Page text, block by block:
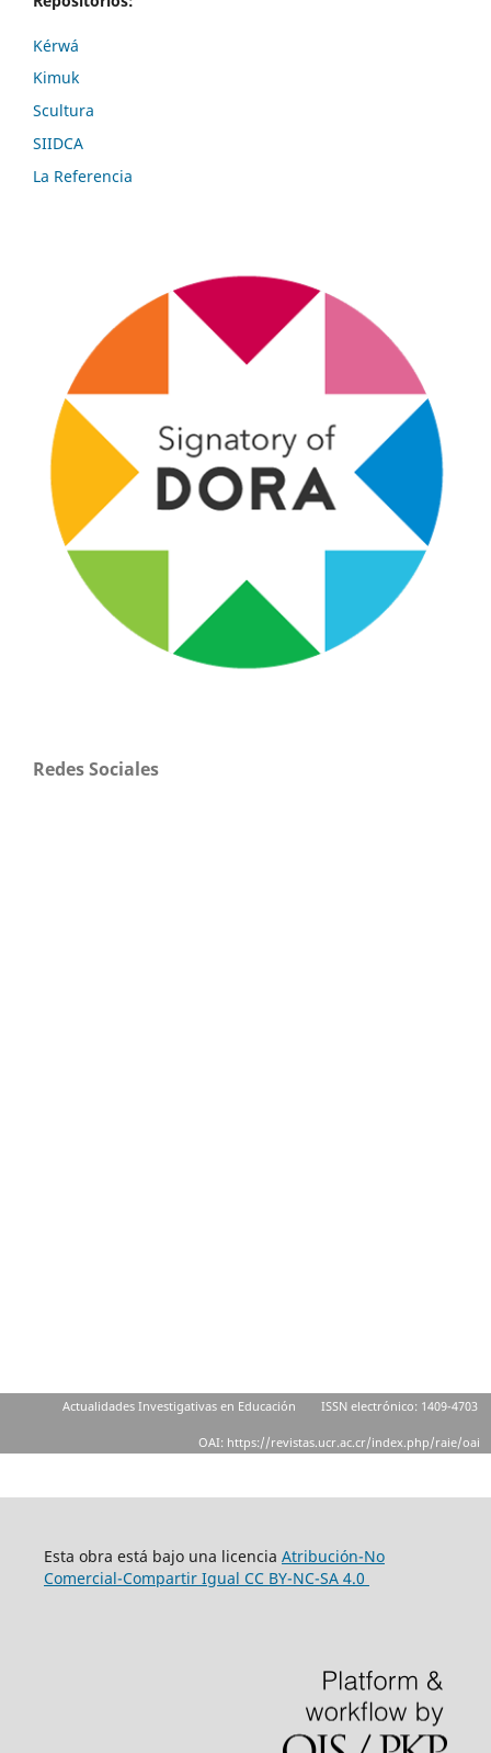
Kérwá
Kimuk
Scultura
SIIDCA
La Referencia
Redes Sociales
Actualidades Investigativas en Educación ISSN electrónico: 1409-4703
OAI: https://revistas.ucr.ac.cr/index.php/raie/oai
Esta obra está bajo una licencia Atribución-No
Comercial-Compartir Igual CC BY-NC-SA 4.0